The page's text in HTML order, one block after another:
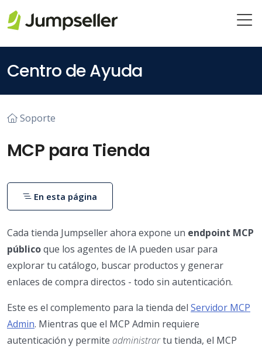
Centro de Ayuda
Soporte
MCP para Tienda
Cada tienda Jumpseller ahora expone un endpoint MCP
públicoque los agentes de IA pueden usar para
explorar tu catálogo, buscar productos y generar
enlaces de compra directos - todo sin autenticación.
Este es el complemento para la tienda del Servidor MCP
Admin. Mientras que el MCP Admin requiere
autenticación y permite administrartu tienda, el MCP
En esta página